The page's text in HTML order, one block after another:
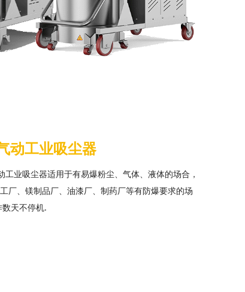
动工业吸尘器
业吸尘器适用于有易爆粉尘、气体、液体的场合，
厂、镁制品厂、油漆厂、制药厂等有防爆要求的场
天不停机.